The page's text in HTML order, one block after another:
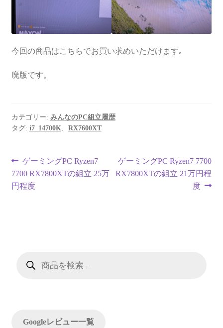
今回の商品はこちらでお買い求めいただけます｡
廃版です。
カテゴリー: みんなのPC組立履歴
タグ: i7_14700K、 RX7600XT
投
稿
ー
ン
前
の
投
ゲーミングPC Ryzen7
7700 RX7800XTの組立 25万
円程度
次
の
ゲーミングPC Ryzen7 7700
RX7800XTの組立 21万円程
度
Googleレビュー一覧